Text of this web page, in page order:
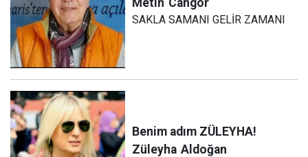
SAKLA SAMANI GELİR ZAMANI
Benim adım ZÜLEYHA!
Züleyha Aldoğan